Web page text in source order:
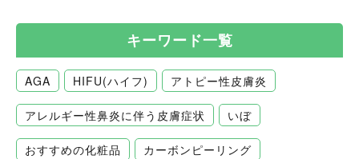
キーワード一覧
AGA HIFU(ハイフ) アトピー性皮膚炎
アレルギー性鼻炎に伴う皮膚症状 いぼ
おすすめの化粧品 カーボンピーリング